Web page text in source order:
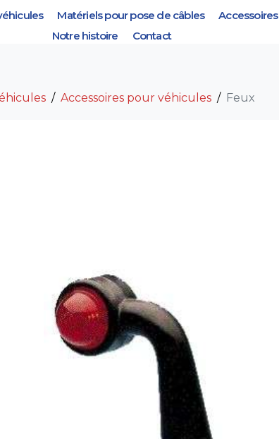
Matériels pour pose de câbles Accessoires
Notre histoire
Contact
Accessoires pour véhicules Feux